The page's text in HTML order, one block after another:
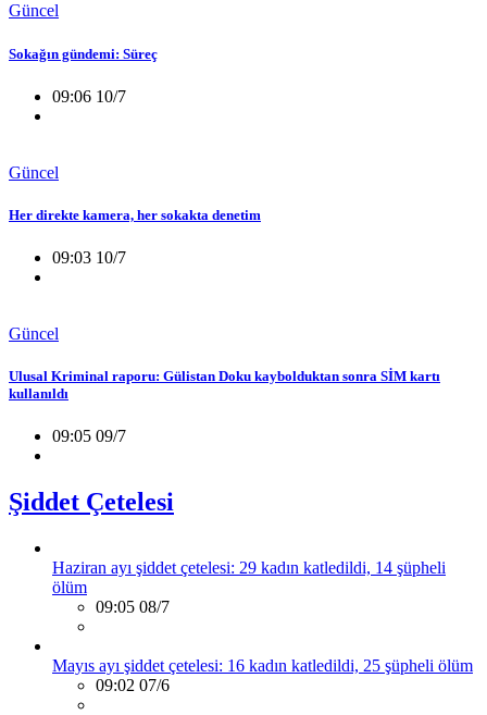
Güncel
Sokağın gündemi: Süreç
09:06 10/7
Güncel
Her direkte kamera, her sokakta denetim
09:03 10/7
Güncel
Ulusal Kriminal raporu: Gülistan Doku kaybolduktan sonra SİM kartı
kullanıldı
09:05 09/7
Şiddet Çetelesi
Haziran ayı şiddet çetelesi: 29 kadın katledildi, 14 şüpheli
ölüm
09:05 08/7
Mayıs ayı şiddet çetelesi: 16 kadın katledildi, 25 şüpheli ölüm
09:02 07/6